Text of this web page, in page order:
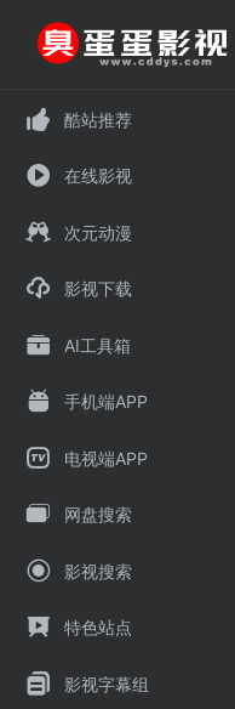
酷站推荐
在线影视
次元动漫
影视下载
AI工具箱
手机端APP
电视端APP
网盘搜索
影视搜索
特色站点
影视字幕组